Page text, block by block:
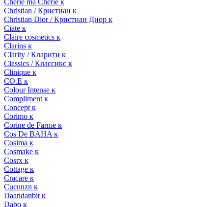
Cherie ma Cherie к
Christian / Кристиан к
Christian Dior / Кристиан Диор к
Ciate к
Claire cosmetics к
Clarins к
Clarity / Кларити к
Classics / Классикс к
Clinique к
CO.E к
Colour Intense к
Compliment к
Concept к
Corimo к
Corine de Farme к
Cos De BAHA к
Cosima к
Cosmake к
Cosrx к
Cottage к
Cracare к
Cucunzn к
Daandanbit к
Dabo к